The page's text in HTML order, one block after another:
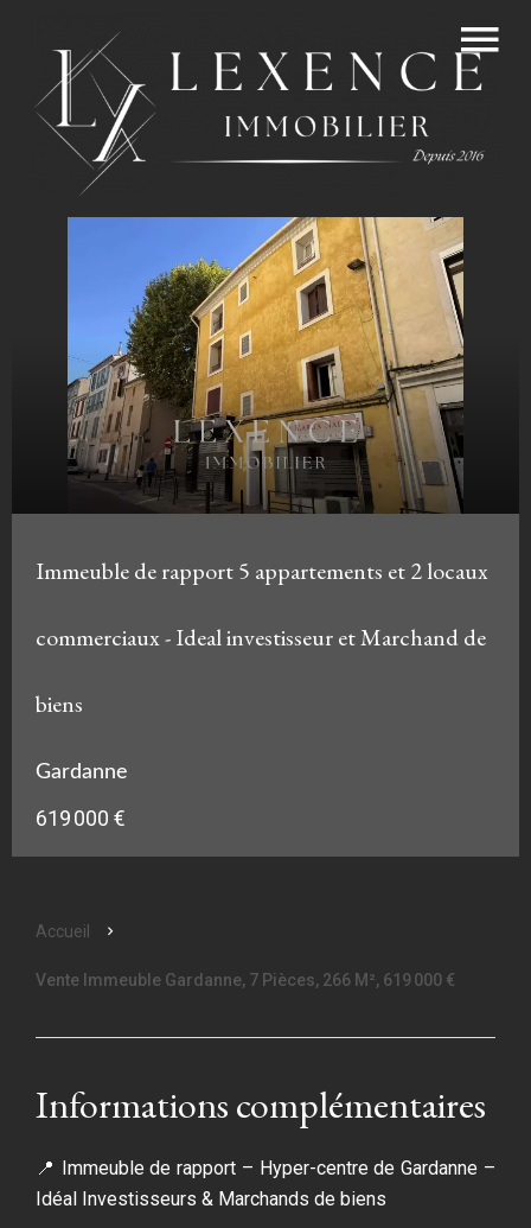
Immeuble de rapport 5 appartements et 2 locaux
commerciaux - Ideal investisseur et Marchand de
biens
Gardanne
619 000 €
Accueil
Vente Immeuble Gardanne, 7 Pièces, 266 M², 619 000 €
Informations complémentaires
📍 Immeuble de rapport – Hyper-centre de Gardanne –
Idéal Investisseurs & Marchands de biens